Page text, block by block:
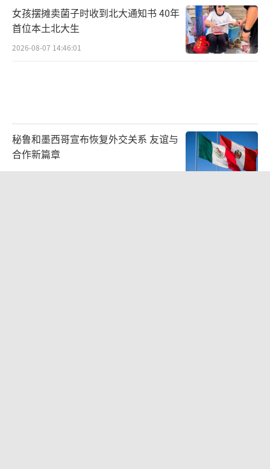
女孩摆摊卖菌子时收到北大通知书 40年
首位本土北大生
2026-08-07 14:46:01
秘鲁和墨西哥宣布恢复外交关系 友谊与
合作新篇章
2026-08-08 04:01:25